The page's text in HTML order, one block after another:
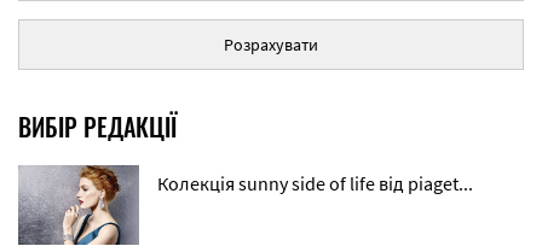
Розрахувати
ВИБІР РЕДАКЦІЇ
Колекція sunny side of life від piaget...